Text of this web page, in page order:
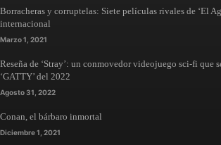
Borracheras y corruptelas: Siete películas rivales de ‘El
internacional
Marzo 1, 2021
Reseña de ‘Stray’: un conmovedor videojuego sci-fi que
‘GATTY’ del 2022
Agosto 31, 2022
Conan, el bárbaro inmortal
Diciembre 1, 2021